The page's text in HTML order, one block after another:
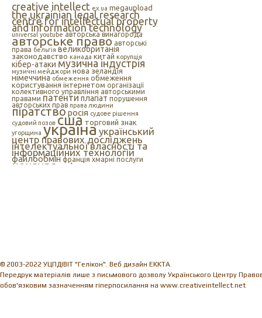
creative intellect ex.ua megaupload
the ukrainian legal research
centre for intellectual property
and information technology
universal youtube авторська винагорода
авторське право авторські
права бельгія великобританія
законодавство канада китай корупція
кібер-атаки музична індустрія
музичні мейджори нова зеландія
німеччина обмеження обмеження
користування інтернетом організації
колективного управління авторськими
правами патентиплагіат порушення
авторських прав права людини
піратстворосія судове рішення
судовий позов сша торговий знак
угорщина українаукраїнський
центр правових досліджень
інтелектуальної власності та
інформаційних технологій
файлообмін франція хмарні послуги
цензура цифрова музика
© 2003-2022 УЦПДІВІТ "Гелікон". Веб дизайн EKKTA.
Передрук матеріалів лише з письмового дозволу Українського Центру
обов'язковим зазначенням гіперпосилання на www.creativeintellect.net